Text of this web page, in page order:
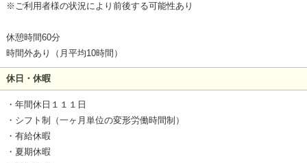
※ご利用者様の状況により前後する可能性あり
休憩時間60分
時間外あり（月平均10時間）
休日・休暇
・年間休日１１１日
・シフト制（一ヶ月単位の変形労働時間制）
・有給休暇
・夏期休暇